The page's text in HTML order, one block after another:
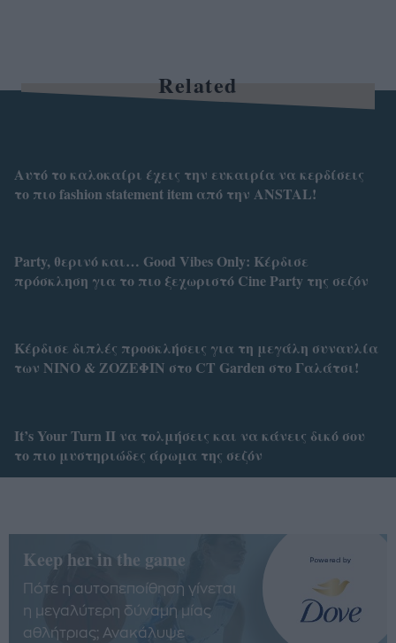
Related
Αυτό το καλοκαίρι έχεις την ευκαιρία να κερδίσεις
το πιο fashion statement item από την ANSTAL!
Party, θερινό και… Good Vibes Only: Κέρδισε
πρόσκληση για το πιο ξεχωριστό Cine Party της σεζόν
Κέρδισε διπλές προσκλήσεις για τη μεγάλη συναυλία
των ΝΙΝΟ & ΖΟΖΕΦΙΝ στο CT Garden στο Γαλάτσι!
It’s Your Turn II να τολμήσεις και να κάνεις δικό σου
το πιο μυστηριώδες άρωμα της σεζόν
Keep her in the game
Πότε η αυτοπεποίθηση γίνεται
η μεγαλύτερη δύναμη μίας
αθλήτριας; Ανακάλυψε